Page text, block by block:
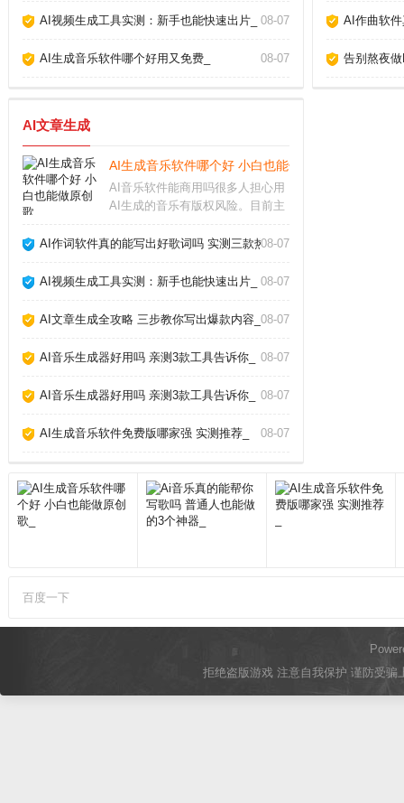
AI视频生成工具实测：新手也能快速出片_ 08-07
AI生成音乐软件哪个好用又免费_ 08-07
AI作曲软
告别熬夜
AI文章生成
AI生成音乐软件哪个好 小白也能做原创歌_
AI音乐软件能商用吗很多人担心用
AI生成的音乐有版权风险。目前主
Udio，都允许付费用户将生成的音
能个人使用。不同平台的具体条款
AI作词软件真的能写出好歌词吗 实测三款热门工具告诉你答案_
08-07
AI视频生成工具实测：新手也能快速出片_ 08-07
AI文章生成全攻略 三步教你写出爆款内容_ 08-07
AI音乐生成器好用吗 亲测3款工具告诉你_ 08-07
AI音乐生成器好用吗 亲测3款工具告诉你_ 08-07
AI生成音乐软件免费版哪家强 实测推荐_ 08-07
百度一下
拒绝盗版游戏 注意自我保护 谨防受